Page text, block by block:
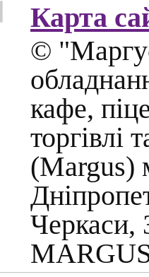
Карта
©
кафе,
торгівлі
(Margus)
Черкаси,